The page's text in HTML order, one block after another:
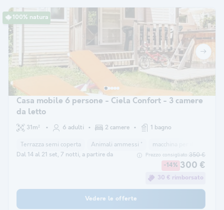
100% natura
Casa mobile 6 persone - Ciela Confort - 3 camere
da letto
31m² 6 adulti 2 camere 1 bagno
Terrazza semi coperta Animali ammessi * macchina per il caffè
Dal 14 al 21 set, 7 notti, a partire da Prezzo consigliato:350 €
-14% 300 €
30 € rimborsato
Vedere le offerte